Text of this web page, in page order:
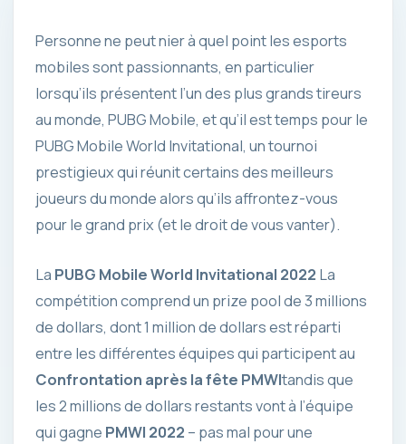
Personne ne peut nier à quel point les esports
mobiles sont passionnants, en particulier
lorsqu’ils présentent l’un des plus grands tireurs
au monde, PUBG Mobile, et qu’il est temps pour le
PUBG Mobile World Invitational, un tournoi
prestigieux qui réunit certains des meilleurs
joueurs du monde alors qu’ils affrontez-vous
pour le grand prix (et le droit de vous vanter).
La PUBG Mobile World Invitational 2022 La
compétition comprend un prize pool de 3 millions
de dollars, dont 1 million de dollars est réparti
entre les différentes équipes qui participent au
Confrontation après la fête PMWItandis que
les 2 millions de dollars restants vont à l’équipe
qui gagne PMWI 2022 – pas mal pour une